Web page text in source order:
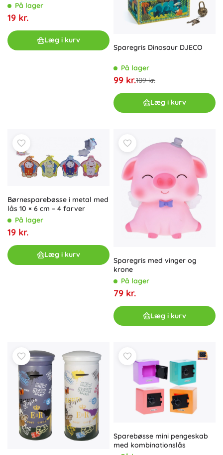
På lager
19 kr.
Læg i kurv
Sparegris Dinosaur DJECO
På lager
99 kr.109 kr.
Læg i kurv
Børnesparebøsse i metal med
lås 10 × 6 cm – 4 farver
På lager
19 kr.
Læg i kurv
Sparegris med vinger og
krone
På lager
79 kr.
Læg i kurv
Sparebøsse mini pengeskab
med kombinationslås